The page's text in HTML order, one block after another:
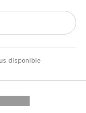
disponible